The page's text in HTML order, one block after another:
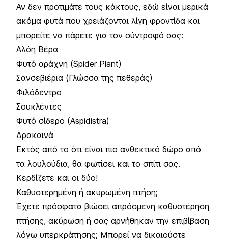
Αν δεν προτιμάτε τους κάκτους, εδώ είναι μερικά
ακόμα φυτά που χρειάζονται λίγη φροντίδα και
μπορείτε να πάρετε για τον σύντροφό σας:
Αλόη Βέρα
Φυτό αράχνη (Spider Plant)
Σανσεβιέρια (Γλώσσα της πεθεράς)
Φιλόδεντρο
Σουκλέντες
Φυτό σίδερο (Aspidistra)
Δρακαινά
Εκτός από το ότι είναι πιο ανθεκτικό δώρο από
τα λουλούδια, θα φωτίσει και το σπίτι σας.
Κερδίζετε και οι δύο!
Καθυστερημένη ή ακυρωμένη πτήση;
Έχετε πρόσφατα βιώσει απρόσμενη καθυστέρηση
πτήσης, ακύρωση ή σας αρνήθηκαν την επιβίβαση
λόγω υπερκράτησης; Μπορεί να δικαιούστε